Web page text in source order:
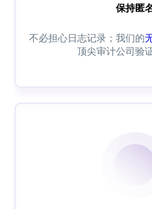
保持匿
不必担心日志记录；我们的
顶尖审计公司验